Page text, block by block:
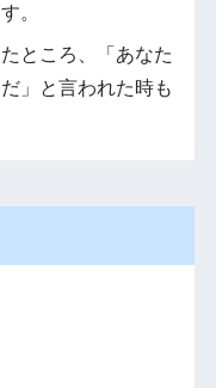
。
ところ、「あなた
」と言われた時も